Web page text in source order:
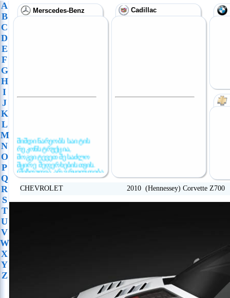
A
B
C
D
E
F
G
H
I
J
K
L
M
N
O
P
Q
R
S
T
U
V
W
X
Y
Z
Merscedes-Benz
მიმდინარეობს საიტის
რეკონსტრუქცია,
მოგვიტევეთ შესაძლო
მცირე შეფერხებისთვის.
(შეზღუდვა არ ვრცელდება
განცხადების
განთავსებაზე)
Cadillac
CHEVROLET 2010 (Hennessey) Corvette Z700